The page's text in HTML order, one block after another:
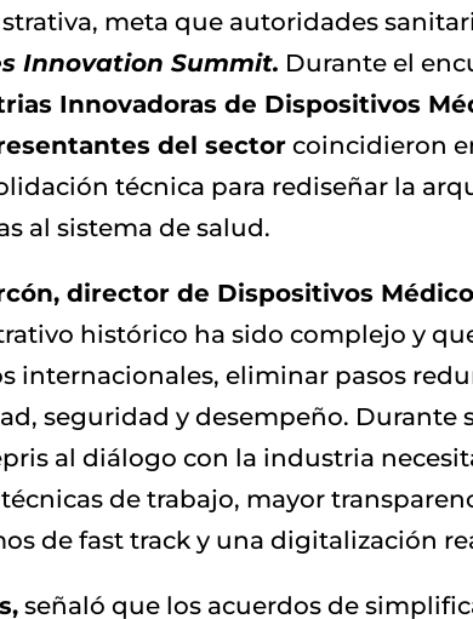
meta que autoridades
Innovation Summit. Durante el
Innovadoras de Dispositivos
del sector coincidieron
técnica para rediseñar la
al sistema de salud.
director de Dispositivos
histórico ha sido complejo y
internacionales, eliminar pasos
seguridad y desempeño. Durante
al diálogo con la industria
de trabajo, mayor
de fast track y una digitalización
señaló que los acuerdos de